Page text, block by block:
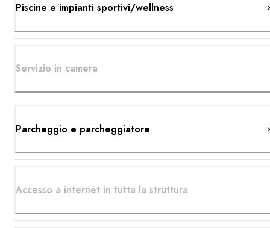
Piscine e impianti sportivi/wellness
Servizio in camera
Parcheggio e parcheggiatore
Accesso a internet in tutta la struttura